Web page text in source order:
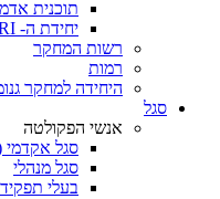
תוכנית
יחידת ה- MRI
רשות המחקר
רמות
היחידה למחקר
סגל
אנשי הפקולטה
סגל אקדמי
סגל מנהלי
בעלי